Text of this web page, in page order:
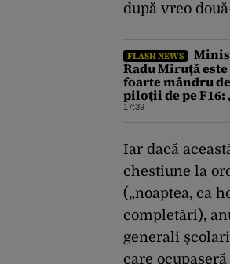
după vreo
FLASH NEWS
Radu Miruţă este
foarte mândru de
piloţii de pe F16:
simţit foarte
17:39
Iar dacă
chestiune la
(„noaptea, ca
completări),
generali
care